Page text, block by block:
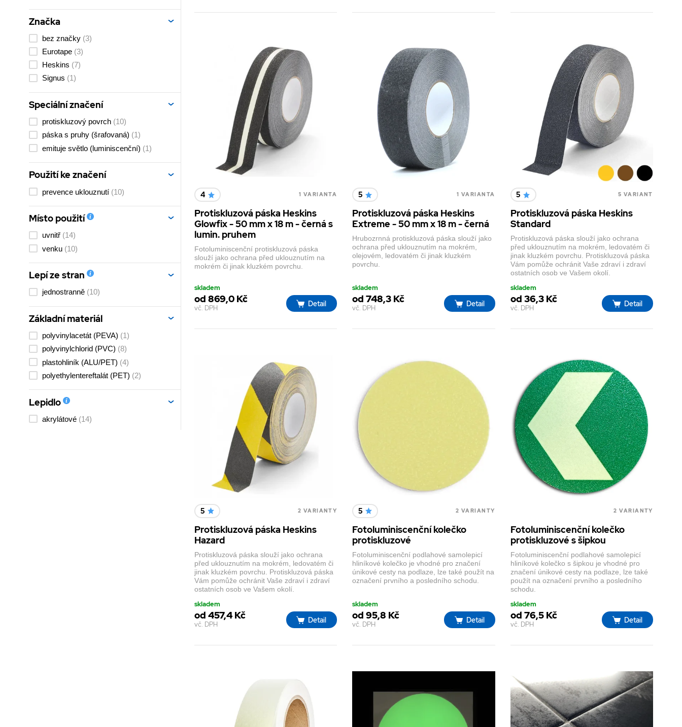
Značka
bez značky (3)
Eurotape (3)
Heskins (7)
Signus (1)
Speciální značení
protiskluzový povrch (10)
páska s pruhy (šrafovaná) (1)
emituje světlo (luminiscenční) (1)
Použití ke značení
prevence uklouznutí (10)
Místo použití
uvnitř (14)
venku (10)
Lepí ze stran
jednostranně (10)
Základní materiál
polyvinylacetát (PEVA) (1)
polyvinylchlorid (PVC) (8)
plastohliník (ALU/PET) (4)
polyethylentereftalát (PET) (2)
Lepidlo
akrylátové (14)
4 1 VARIANTA
Protiskluzová páska Heskins
Glowfix - 50 mm x 18 m - černá s
lumin. pruhem
Fotoluminiscenční protiskluzová páska
slouží jako ochrana před uklouznutím na
mokrém či jinak kluzkém povrchu.
skladem
od 869,0 Kč
vč. DPH Detail
5 1 VARIANTA
Protiskluzová páska Heskins
Extreme - 50 mm x 18 m - černá
Hrubozrnná protiskluzová páska slouží jako
ochrana před uklouznutím na mokrém,
olejovém, ledovatém či jinak kluzkém
povrchu.
skladem
od 748,3 Kč
vč. DPH Detail
5 5 VARIANT
Protiskluzová páska Heskins
Standard
Protiskluzová páska slouží jako ochrana
před uklouznutím na mokrém, ledovatém či
jinak kluzkém povrchu. Protiskluzová páska
Vám pomůže ochránit Vaše zdraví i zdraví
ostatních osob ve Vašem okolí.
skladem
od 36,3 Kč
vč. DPH Detail
5 2 VARIANTY
Protiskluzová páska Heskins
Hazard
Protiskluzová páska slouží jako ochrana
před uklouznutím na mokrém, ledovatém či
jinak kluzkém povrchu. Protiskluzová páska
Vám pomůže ochránit Vaše zdraví i zdraví
ostatních osob ve Vašem okolí.
skladem
od 457,4 Kč
vč. DPH Detail
5 2 VARIANTY
Fotoluminiscenční kolečko
protiskluzové
Fotoluminiscenční podlahové samolepicí
hliníkové kolečko je vhodné pro značení
únikové cesty na podlaze, lze také použít na
označení prvního a posledního schodu.
skladem
od 95,8 Kč
vč. DPH Detail
2 VARIANTY
Fotoluminiscenční kolečko
protiskluzové s šipkou
Fotoluminiscenční podlahové samolepicí
hliníkové kolečko s šipkou je vhodné pro
značení únikové cesty na podlaze, lze také
použít na označení prvního a posledního
schodu.
skladem
od 76,5 Kč
vč. DPH Detail